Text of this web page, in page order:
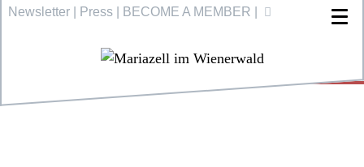
Newsletter Press BECOME A MEMBER